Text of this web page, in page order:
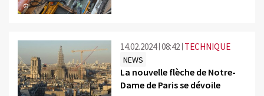
©
14.02.2024 08:42 TECHNIQUE
NEWS
La nouvelle flèche de Notre-
Dame de Paris se dévoile